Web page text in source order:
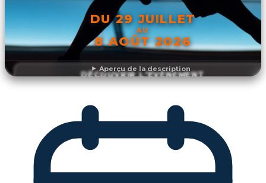
Aperçu de la description
DU 29 JUILLET
AU
8 AOÛT 2026
DÉCOUVRIR L'ÉVÉNEMENT